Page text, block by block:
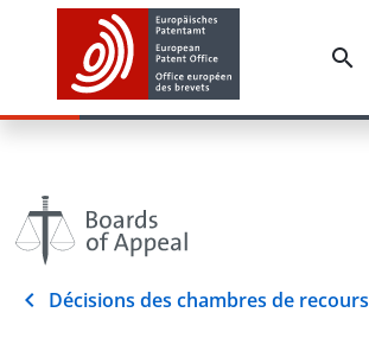
Décisions des chambres de recours